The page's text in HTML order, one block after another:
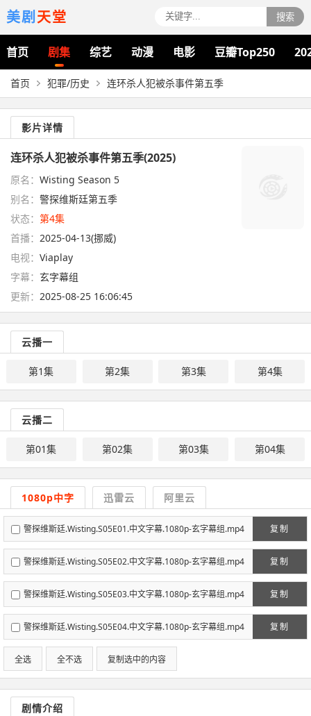
美剧天堂 搜索
首页 剧集 综艺 动漫 电影 豆瓣Top250
首页 犯罪/历史 连环杀人犯被杀事件第五季
影片详情
连环杀人犯被杀事件第五季(2025)
原名： Wisting Season 5
别名： 警探维斯廷第五季
状态： 第4集
首播： 2025-04-13(挪威)
电视： Viaplay
字幕： 玄字幕组
更新： 2025-08-25 16:06:45
云播一
第1集 第2集 第3集 第4集
云播二
第01集 第02集 第03集 第04集
1080p中字 迅雷云 阿里云
复制
警探维斯廷.Wisting.S05E01.中文字幕.1080p-玄字幕组.mp4
复制
警探维斯廷.Wisting.S05E02.中文字幕.1080p-玄字幕组.mp4
复制
警探维斯廷.Wisting.S05E03.中文字幕.1080p-玄字幕组.mp4
复制
警探维斯廷.Wisting.S05E04.中文字幕.1080p-玄字幕组.mp4
全选 全不选 复制选中的内容
剧情介绍